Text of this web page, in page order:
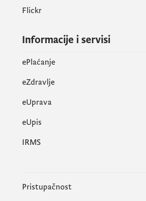
Flickr
Informacije i servisi
ePlaćanje
eZdravlje
eUprava
еUpis
IRMS
Pristupačnost